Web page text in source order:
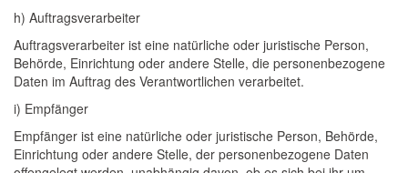
h) Auftragsverarbeiter
Auftragsverarbeiter ist eine natürliche oder juristische Person,
Behörde, Einrichtung oder andere Stelle, die personenbezogene
Daten im Auftrag des Verantwortlichen verarbeitet.
i) Empfänger
Empfänger ist eine natürliche oder juristische Person, Behörde,
Einrichtung oder andere Stelle, der personenbezogene Daten